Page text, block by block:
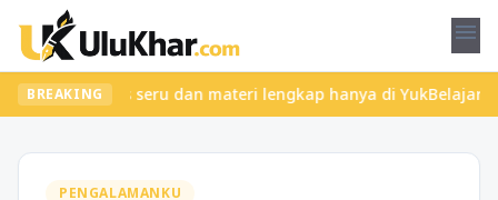
menu
BREAKING
kelas seru dan materi lengkap hanya di YukBelajar.com.
PENGALAMANKU